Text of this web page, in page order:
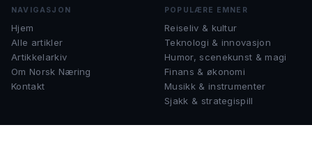
NAVIGASJON
Hjem
Alle artikler
Artikkelarkiv
Om Norsk Næring
Kontakt
POPULÆRE EMNER
Reiseliv & kultur
Teknologi & innovasjon
Humor, scenekunst & magi
Finans & økonomi
Musikk & instrumenter
Sjakk & strategispill